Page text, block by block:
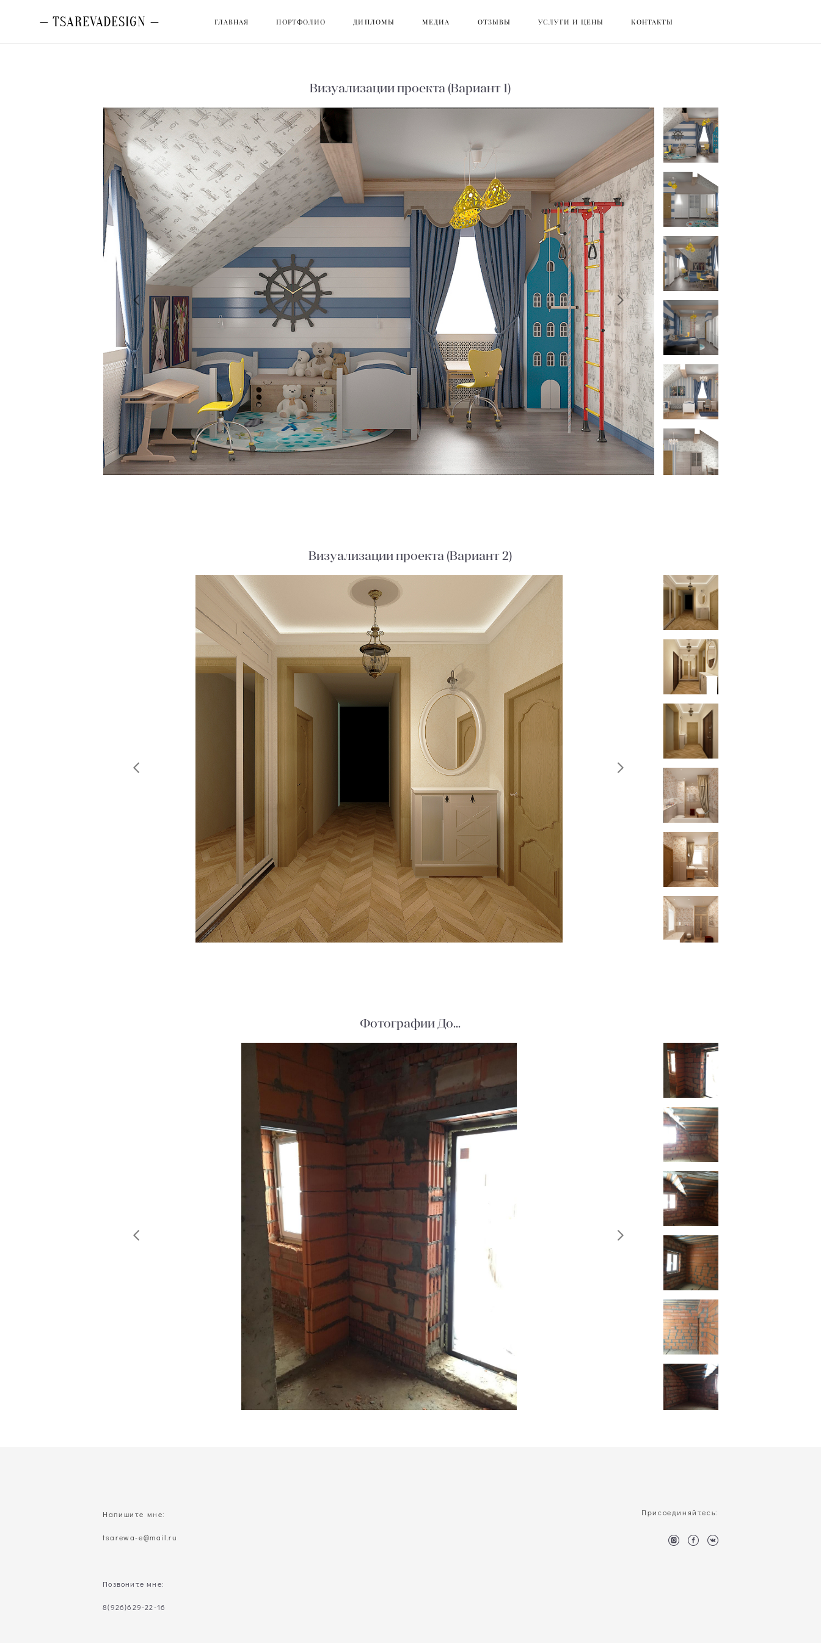
— TSAREVADESIGN — ГЛАВНАЯ ПОРТФОЛИО ДИПЛОМЫ МЕДИА ОТЗЫВЫ УСЛУГИ И ЦЕНЫ КОНТАКТЫ
— TSAREVADESIGN — ГЛАВНАЯ ПОРТФОЛИО ДИПЛОМЫ МЕДИА ОТЗЫВЫ УСЛУГИ И ЦЕНЫ КОНТАКТЫ
Визуализации проекта (Вариант 1)
Визуализации проекта (Вариант 2)
Фотографии До...
Напишите мне:
tsarewa-e@mail.ru
Позвоните мне:
8(926)629-22-16
Присоединяйтесь: